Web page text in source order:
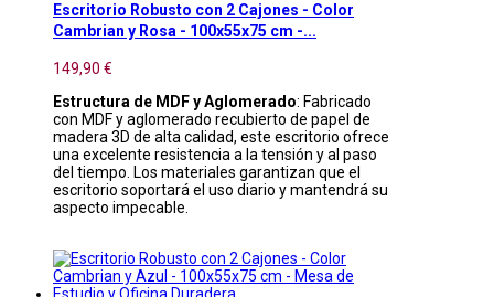
Escritorio Robusto con 2 Cajones - Color
Cambrian y Rosa - 100x55x75 cm -...
149,90 €
Estructura de MDF y Aglomerado: Fabricado
con MDF y aglomerado recubierto de papel de
madera 3D de alta calidad, este escritorio ofrece
una excelente resistencia a la tensión y al paso
del tiempo. Los materiales garantizan que el
escritorio soportará el uso diario y mantendrá su
aspecto impecable.